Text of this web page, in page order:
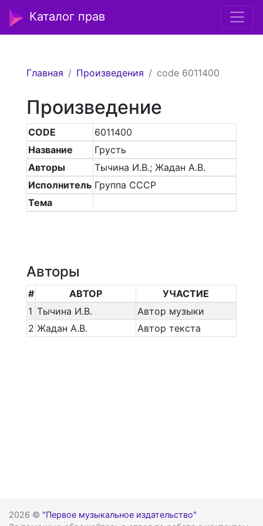
Каталог прав
Главная Произведения code 6011400
Произведение
CODE
6011400
Название
Грусть
Авторы
Тычина И.В.; Жадан А.В.
Исполнитель Группа СССР
Тема
Авторы
# АВТОР
УЧАСТИЕ
1 Тычина И.В.
Автор музыки
2 Жадан А.В. Автор текста
2026 © "Первое музыкальное издательство"